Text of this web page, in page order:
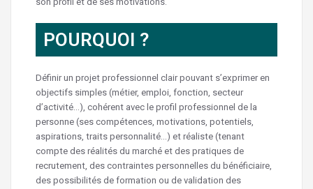
POURQUOI ?
Définir un projet professionnel clair pouvant s’exprimer en
objectifs simples (métier, emploi, fonction, secteur
d’activité…), cohérent avec le profil professionnel de la
personne (ses compétences, motivations, potentiels,
aspirations, traits personnalité…) et réaliste (tenant
compte des réalités du marché et des pratiques de
recrutement, des contraintes personnelles du bénéficiaire,
des possibilités de formation ou de validation des